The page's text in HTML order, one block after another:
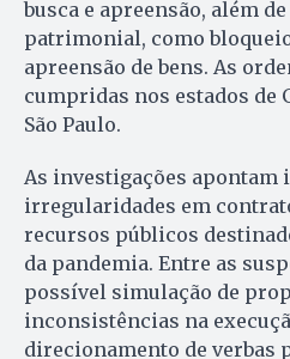
busca e apreensão, além
patrimonial, como
apreensão de bens. As
cumpridas nos estados de
São Paulo.
As investigações apontam
irregularidades em
recursos públicos
da pandemia. Entre as
possível simulação de
inconsistências na
direcionamento de verbas